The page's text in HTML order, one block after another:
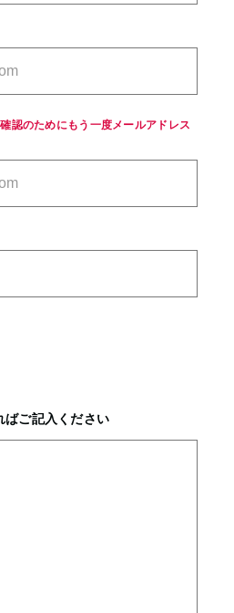
認のためにもう一度メールアドレス
ばご記入ください